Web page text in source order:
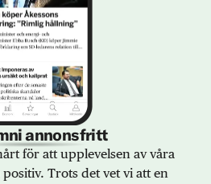
annonsfritt
för att upplevelsen av våra
Trots det vet vi att en